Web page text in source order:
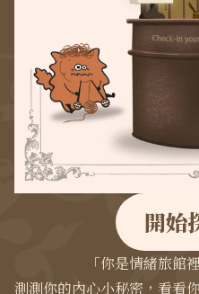
開始
「你是情緒旅館
測測你的內心小秘密，看看